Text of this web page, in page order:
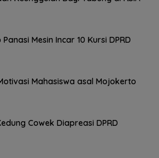
Mesin Incar 10 Kursi DPRD
Mahasiswa asal Mojokerto
Cowek Diapreasi DPRD